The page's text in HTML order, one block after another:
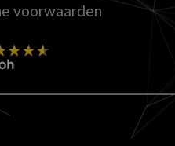
voorwaarden